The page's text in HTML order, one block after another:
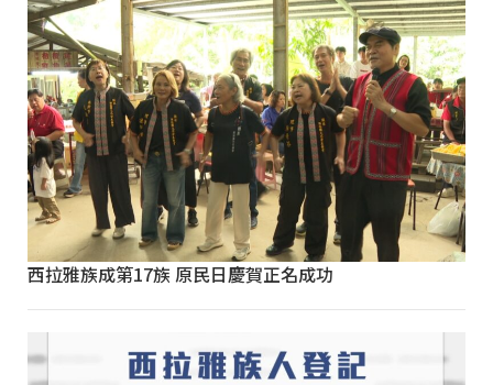
西拉雅族成第17族 原民日慶賀正名成功